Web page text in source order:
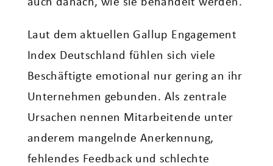
Laut dem aktuellen Gallup Engagement
Index Deutschland fühlen sich viele
Beschäftigte emotional nur gering an ihr
Unternehmen gebunden. Als zentrale
Ursachen nennen Mitarbeitende unter
anderem mangelnde Anerkennung,
fehlendes Feedback und schlechte